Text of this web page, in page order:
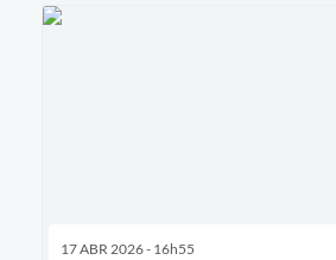
17 ABR 2026 - 16h55